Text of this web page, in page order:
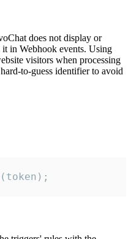
does not display or
in Webhook events. Using
visitors when processing
to-guess identifier to avoid